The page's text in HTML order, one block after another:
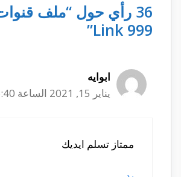
Link 999”
ابوايه
يناير 15, 2021 الساعة 6:40 م
ممتاز تسلم ايديك